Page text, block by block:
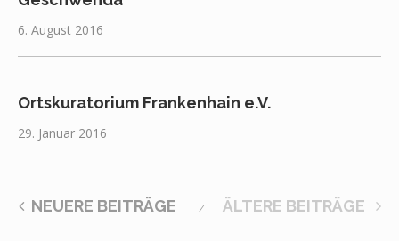
6. August 2016
Ortskuratorium Frankenhain e.V.
29. Januar 2016
NEUERE BEITRÄGE ÄLTERE BEITRÄGE